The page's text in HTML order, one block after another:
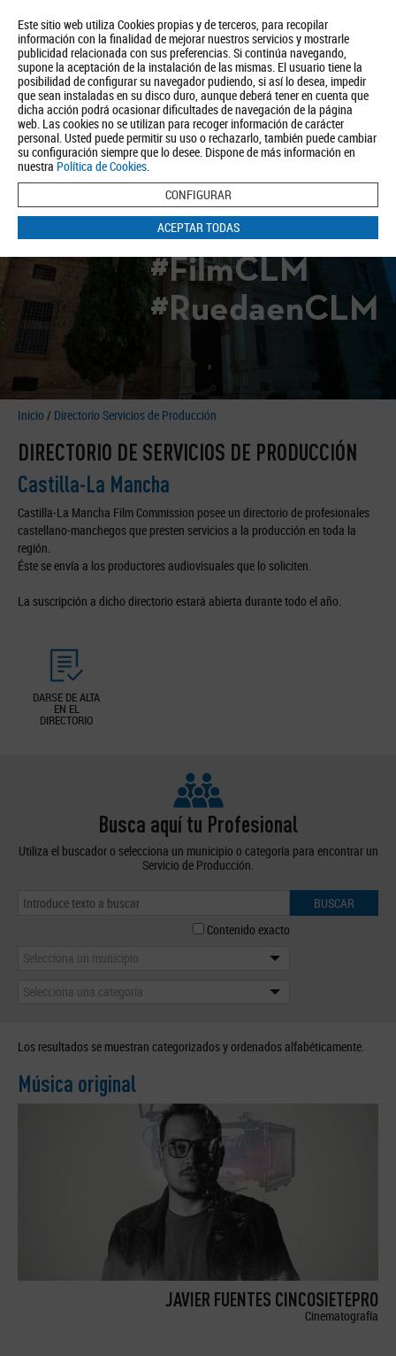
Este sitio web utiliza Cookies propias y de terceros, para recopilar
información con la finalidad de mejorar nuestros servicios y mostrarle
publicidad relacionada con sus preferencias. Si continúa navegando,
supone la aceptación de la instalación de las mismas. El usuario tiene la
posibilidad de configurar su navegador pudiendo, si así lo desea, impedir
que sean instaladas en su disco duro, aunque deberá tener en cuenta que
dicha acción podrá ocasionar dificultades de navegación de la página
web. Las cookies no se utilizan para recoger información de carácter
personal. Usted puede permitir su uso o rechazarlo, también puede cambiar
su configuración siempre que lo desee. Dispone de más información en
nuestra Política de Cookies.
CONFIGURAR
ACEPTAR TODAS
Quiénes somos Turismo Política de Privacidad Aviso Legal
Política de Cookies
BUSCAR
#FilmCLM
#RuedaenCLM
Inicio / Directorio Servicios de Producción
DIRECTORIO DE SERVICIOS DE PRODUCCIÓN
Castilla-La Mancha
Castilla-La Mancha Film Commission posee un directorio de profesionales
castellano-manchegos que presten servicios a la producción en toda la
región.
Éste se envía a los productores audiovisuales que lo soliciten.
La suscripción a dicho directorio estará abierta durante todo el año.
DARSE DE ALTA
EN EL
DIRECTORIO
Busca aquí tu Profesional
Utiliza el buscador o selecciona un municipio o categoría para encontrar un
Servicio de Producción.
BUSCAR
Contenido exacto
Selecciona un municipio
Selecciona una categoría
Los resultados se muestran categorizados y ordenados alfabéticamente.
Música original
JAVIER FUENTES CINCOSIETEPRO
Cinematografía